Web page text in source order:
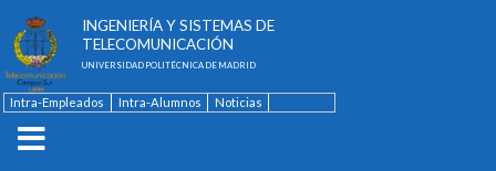
INGENIERÍA Y SISTEMAS DE
TELECOMUNICACIÓN
UNIVERSIDAD POLITÉCNICA DE MADRID
Intra-Empleados Intra-Alumnos
Noticias